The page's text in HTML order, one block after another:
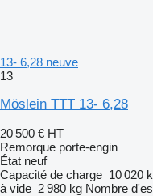
13- 6,28 neuve
13
Möslein TTT 13- 6,28
20 500 € HT
Remorque porte-engin
État neuf
Capacité de charge 10 020
à vide 2 980 kg Nombre